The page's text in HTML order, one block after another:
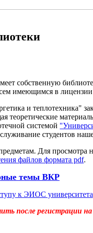
собственную
имеющимся в
и теплотехника"
теоретические
системой
студентов
Для просмотра
файлов формата pdf.
темы ВКР
к ЭИОС университета
после регистрации